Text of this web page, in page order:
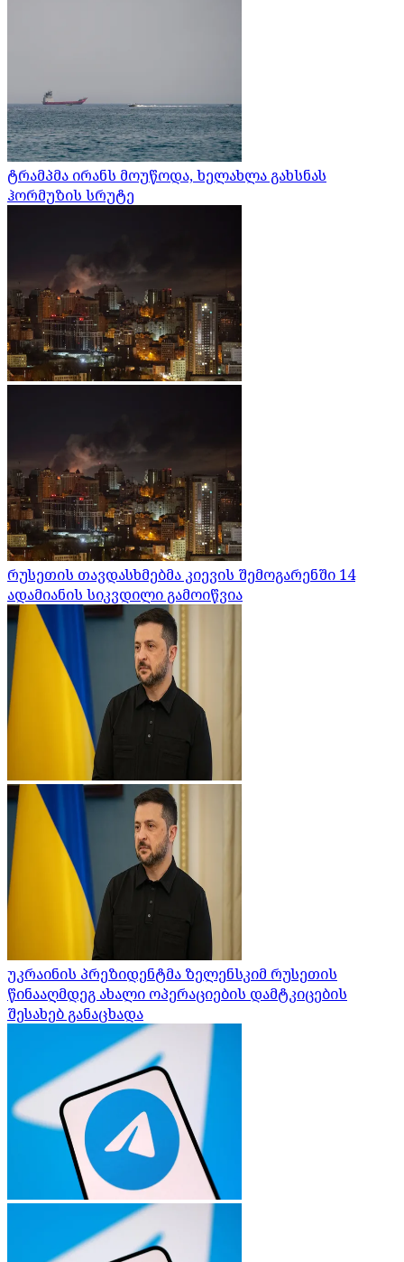
ტრამპმა ირანს მოუწოდა, ხელახლა გახსნას
ჰორმუზის სრუტე
რუსეთის თავდასხმებმა კიევის შემოგარენში 14
ადამიანის სიკვდილი გამოიწვია
უკრაინის პრეზიდენტმა ზელენსკიმ რუსეთის
წინააღმდეგ ახალი ოპერაციების დამტკიცების
შესახებ განაცხადა